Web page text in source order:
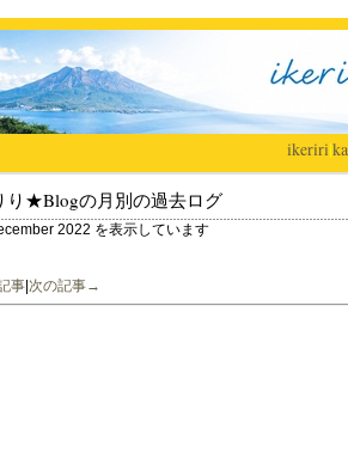
ikeriri|
り★Blogの月別の過去ログ
2022 を表示しています
事 次の記事→